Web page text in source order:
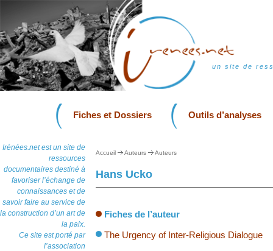
un site de
Fiches et Dossiers Outils d’analyses
Irénées.net est un site de
ressources
documentaires destiné à
favoriser l’échange de
connaissances et de
savoir faire au service de
la construction d’un art de
la paix.
Ce site est porté par
l’association
Accueil Auteurs Auteurs
Hans Ucko
Fiches de l’auteur
The Urgency of Inter-Religious Dialogue